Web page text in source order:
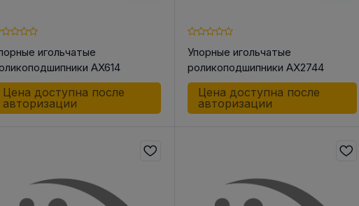
И
/
АКСЕССУАРЫ ДЛЯ
ЛИНЕЙНОЙ ТЕХНИКИ
ШКИВ РЕМНЯ
Шкив ременной в виде
конической втулки
игольчатые
AX614
Цена доступна после
авторизации
Упорные игольчатые
роликоподшипники AX2744
Цена доступна после
авторизации